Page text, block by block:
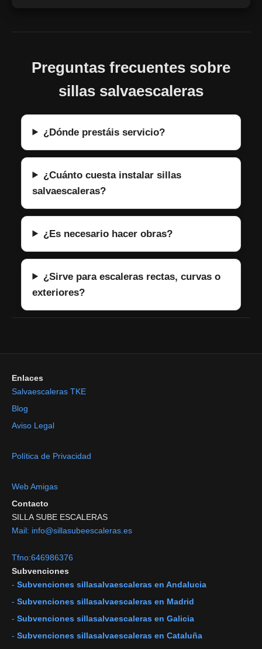
Preguntas frecuentes sobre
sillas salvaescaleras
¿Dónde prestáis servicio?
¿Cuánto cuesta instalar sillas
salvaescaleras?
¿Es necesario hacer obras?
¿Sirve para escaleras rectas, curvas o
exteriores?
Enlaces
Salvaescaleras TKE
Blog
Aviso Legal
Política de Privacidad
Web Amigas
Contacto
SILLA SUBE ESCALERAS
Mail: info@sillasubeescaleras.es
Tfno:646986376
Subvenciones
- Subvenciones sillasalvaescaleras en Andalucia
- Subvenciones sillasalvaescaleras en Madrid
- Subvenciones sillasalvaescaleras en Galicia
- Subvenciones sillasalvaescaleras en Cataluña